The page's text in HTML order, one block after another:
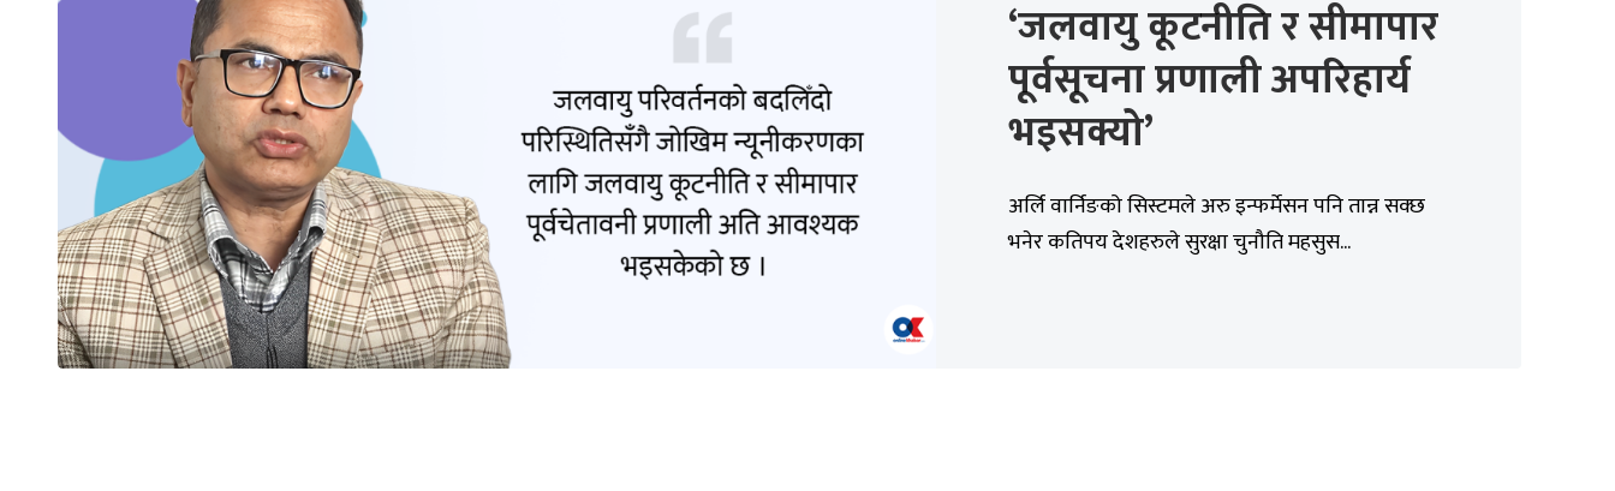
‘जलवायु कूटनीति र सीमापार
पूर्वसूचना प्रणाली अपरिहार्य
भइसक्यो’
अर्लि वार्निङको सिस्टमले अरु इन्फर्मेसन पनि तान्न सक्छ
भनेर कतिपय देशहरुले सुरक्षा चुनौति महसुस...